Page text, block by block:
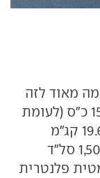
מאוד לזה
של הדור הקודם, מייצר הספק של 155 כ"ס (לעומת
180 במנוע הטורבו) לצד מומנט של 19.6 קג"מ
ב-4,000 סל"ד (לעומת 27 קג"מ ב-1,500 סל"ד
פלנטרית